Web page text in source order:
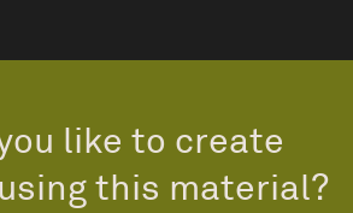
like to create
this material?